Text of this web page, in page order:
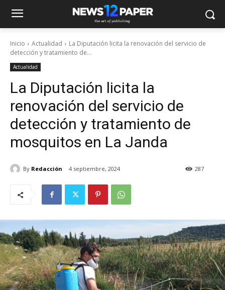
Inicio Actualidad
La Diputación licita la renovación del servicio de
detección y tratamiento de...
Actualidad
La Diputación licita la
renovación del servicio de
detección y tratamiento de
mosquitos en La Janda
By Redacción 4 septiembre, 2024 287